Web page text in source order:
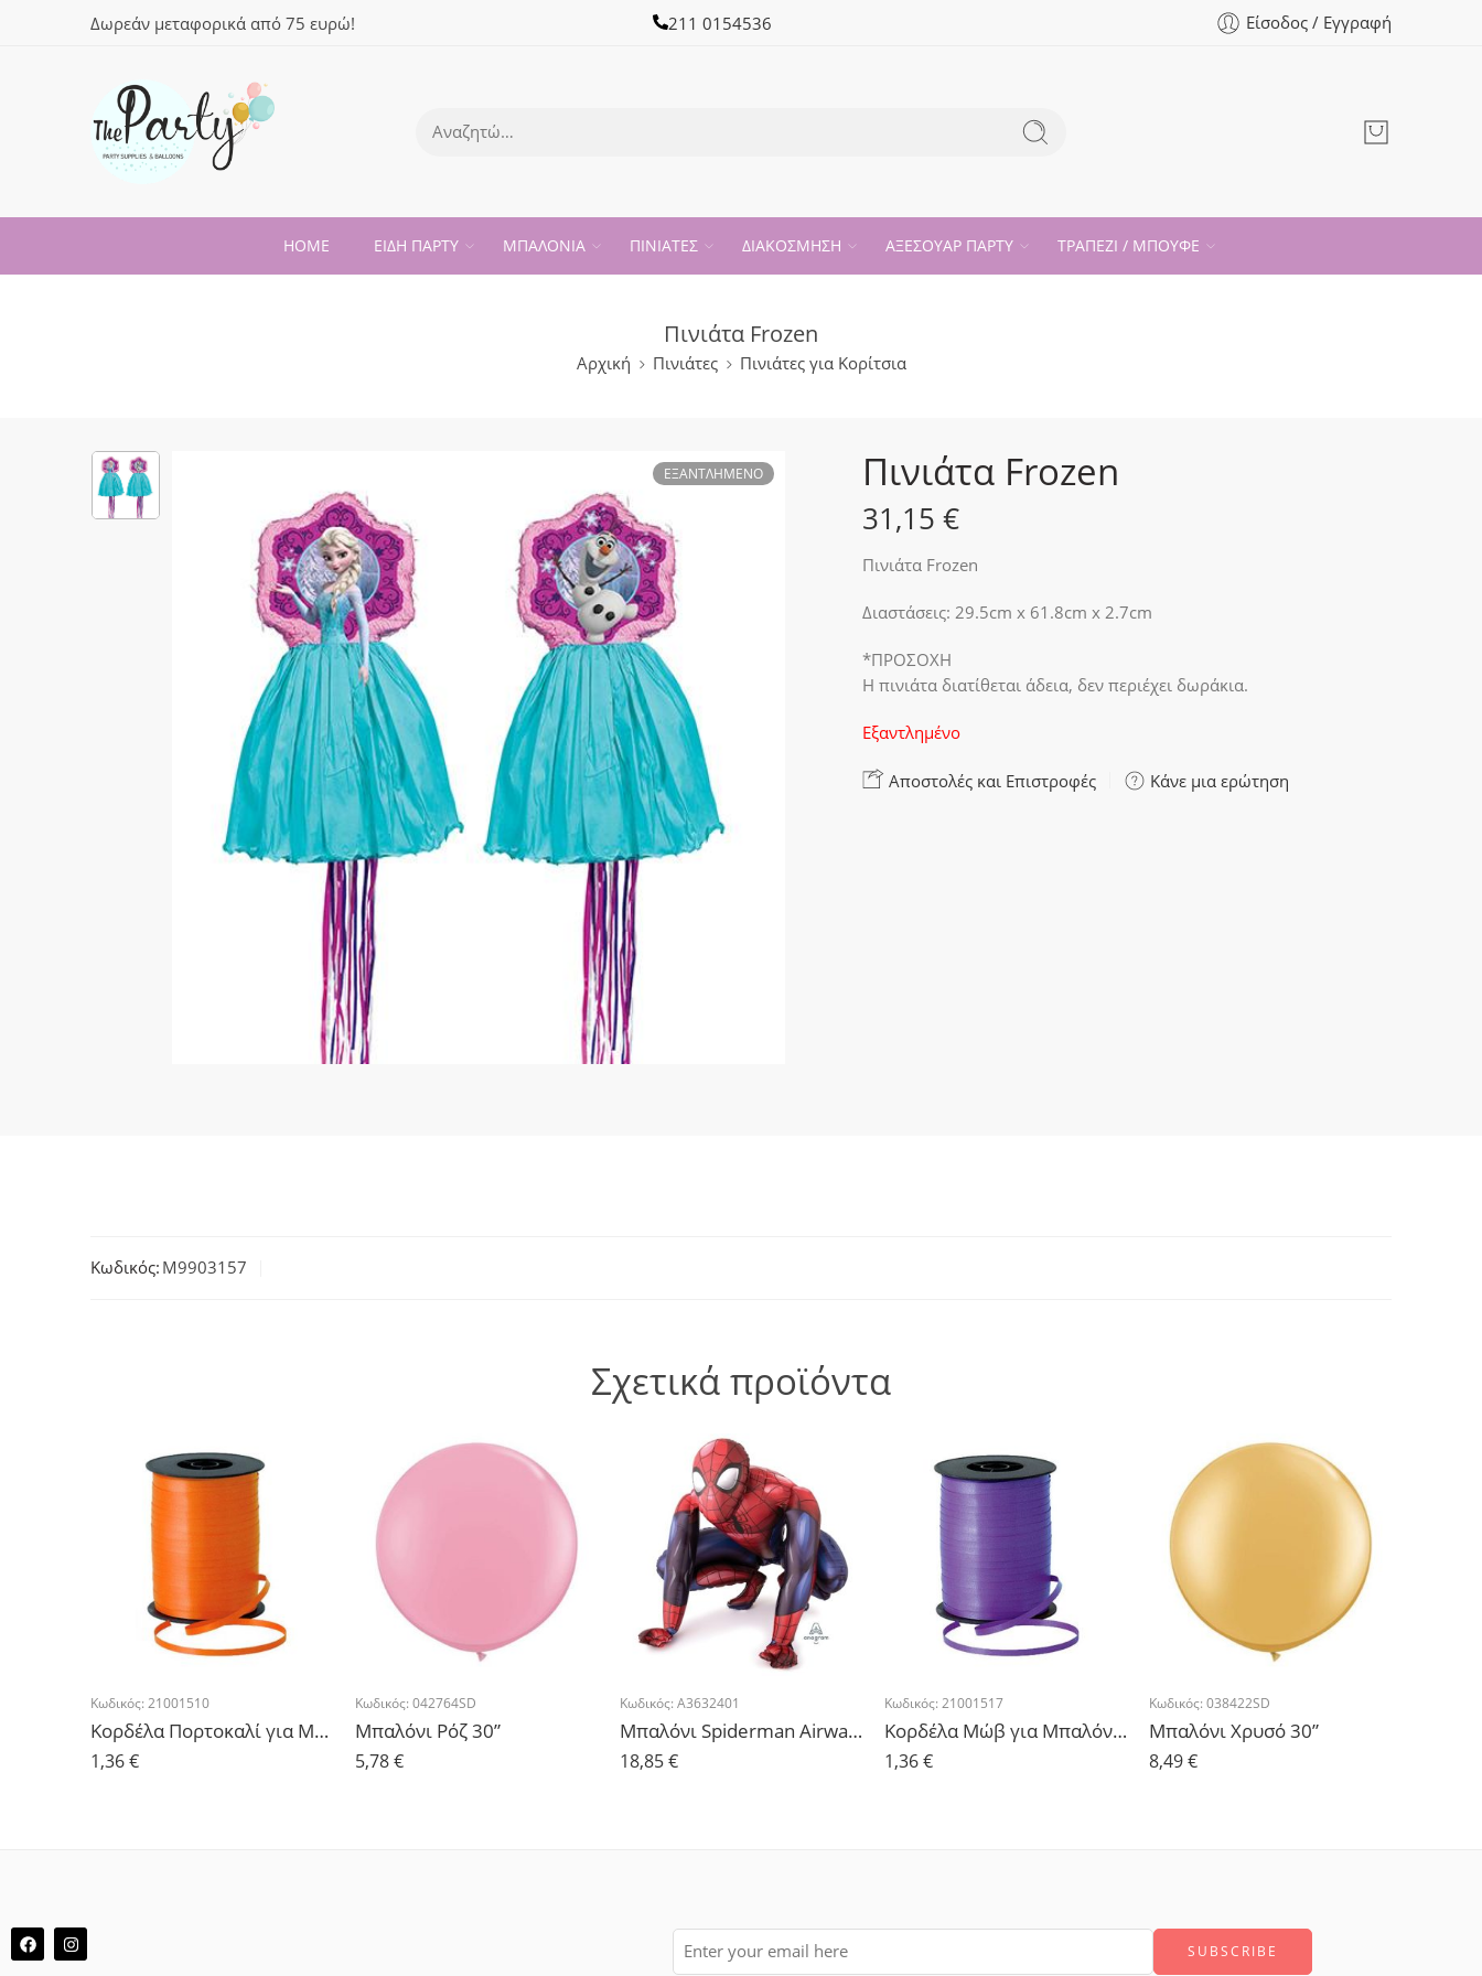
Δωρεάν μεταφορικά από 75 ευρώ! 211 0154536 Είσοδος / Εγγραφή
HOME ΕΙΔΗ ΠΑΡΤΥ ΜΠΑΛΟΝΙΑ ΠΙΝΙΑΤΕΣ ΔΙΑΚΟΣΜΗΣΗ ΑΞΕΣΟΥΑΡ ΠΑΡΤΥ ΤΡΑΠΕΖΙ / ΜΠΟΥΦΕ
Πινιάτα Frozen
Αρχική Πινιάτες Πινιάτες για Κορίτσια
ΕΞΑΝΤΛΗΜΈΝΟ Πινιάτα Frozen
31,15 €
Πινιάτα Frozen
Διαστάσεις: 29.5cm x 61.8cm x 2.7cm
*ΠΡΟΣΟΧΗ
Η πινιάτα διατίθεται άδεια, δεν περιέχει δωράκια.
Εξαντλημένο
Αποστολές και Επιστροφές Κάνε μια ερώτηση
Κωδικός: M9903157
Σχετικά προϊόντα
Κωδικός: 21001510
Κορδέλα Πορτοκαλί για Μπαλόνια 500μ
1,36€
Κωδικός: 042764SD
Μπαλόνι Ρόζ 30”
5,78€
Κωδικός: A3632401
Μπαλόνι Spiderman Airwalker 91cm x 91cm
18,85€
Κωδικός: 21001517
Κορδέλα Μώβ για Μπαλόνια 500μ
1,36€
Κωδικός: 038422SD
Μπαλόνι Χρυσό 30”
8,49€